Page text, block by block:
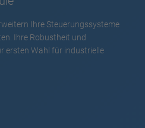
Ihre Steuerungssysteme
Ihre Robustheit und
ersten Wahl für industrielle